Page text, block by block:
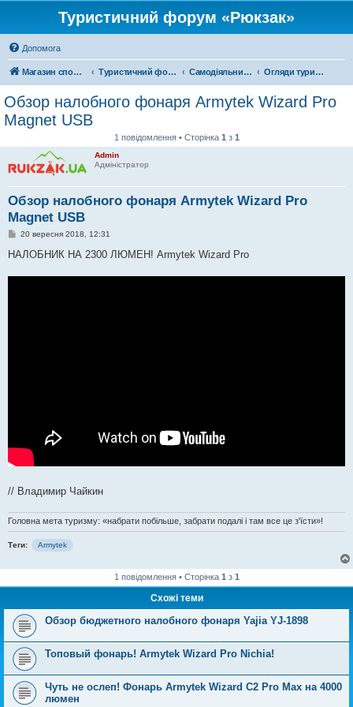
Туристичний форум «Рюкзак»
Допомога
Магазин спорядження Туристичний форум «Рюкзак» Самодіяльний туризм Огляди туристичного спорядження
Обзор налобного фонаря Armytek Wizard Pro
Magnet USB
1 повідомлення • Сторінка 1 з 1
Admin
Адміністратор
Обзор налобного фонаря Armytek Wizard Pro
Magnet USB
П
в
20 вересня 2018, 12:31
НАЛОБНИК НА 2300 ЛЮМЕН! Armytek Wizard Pro
// Владимир Чайкин
Головна мета туризму: «набрати побільше, забрати подалі і там все це з'їсти»!
Теги: Armytek
1 повідомлення • Сторінка 1 з 1
Схожі теми
Обзор бюджетного налобного фонаря Yajia YJ-1898
Топовый фонарь! Armytek Wizard Pro Nichia!
Чуть не ослеп! Фонарь Armytek Wizard C2 Pro Max на 4000
люмен